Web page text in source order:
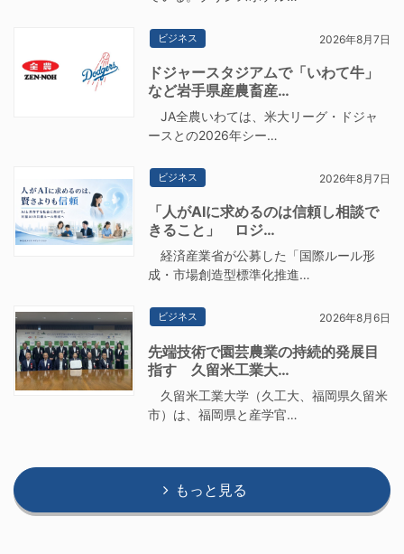
ビジネス 2026年8月7日
ドジャースタジアムで「いわて牛」
など岩手県産農畜産…
JA全農いわては、米大リーグ・ドジャ
ースとの2026年シー…
ビジネス 2026年8月7日
「人がAIに求めるのは信頼し相談で
きること」 ロジ…
経済産業省が公募した「国際ルール形
成・市場創造型標準化推進…
ビジネス 2026年8月6日
先端技術で園芸農業の持続的発展目
指す 久留米工業大…
久留米工業大学（久工大、福岡県久留米
市）は、福岡県と産学官…
もっと見る